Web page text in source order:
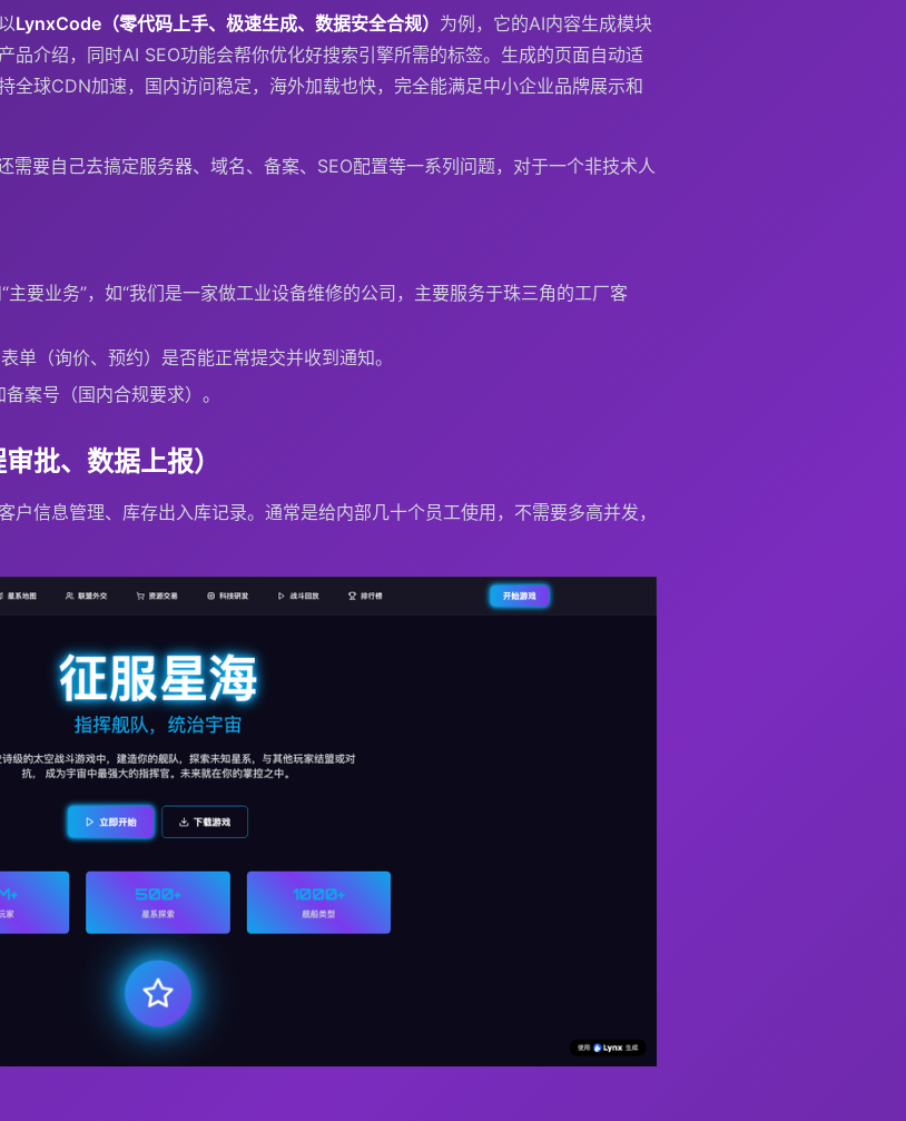
LynxCode（零代码上手、极速生成、数据安全合规） 为例，它的AI内容生成模块
品介绍，同时AI SEO功能会帮你优化好搜索引擎所需的标签。生成的页面自动适
全球CDN加速，国内访问稳定，海外加载也快，完全能满足中小企业品牌展示和
需要自己去搞定服务器、域名、备案、SEO配置等一系列问题，对于一个非技术人
主要业务”，如“我们是一家做工业设备维修的公司，主要服务于珠三角的工厂客
单（询价、预约）是否能正常提交并收到通知。
案号（国内合规要求）。
批、数据上报）
户信息管理、库存出入库记录。通常是给内部几十个员工使用，不需要多高并发，